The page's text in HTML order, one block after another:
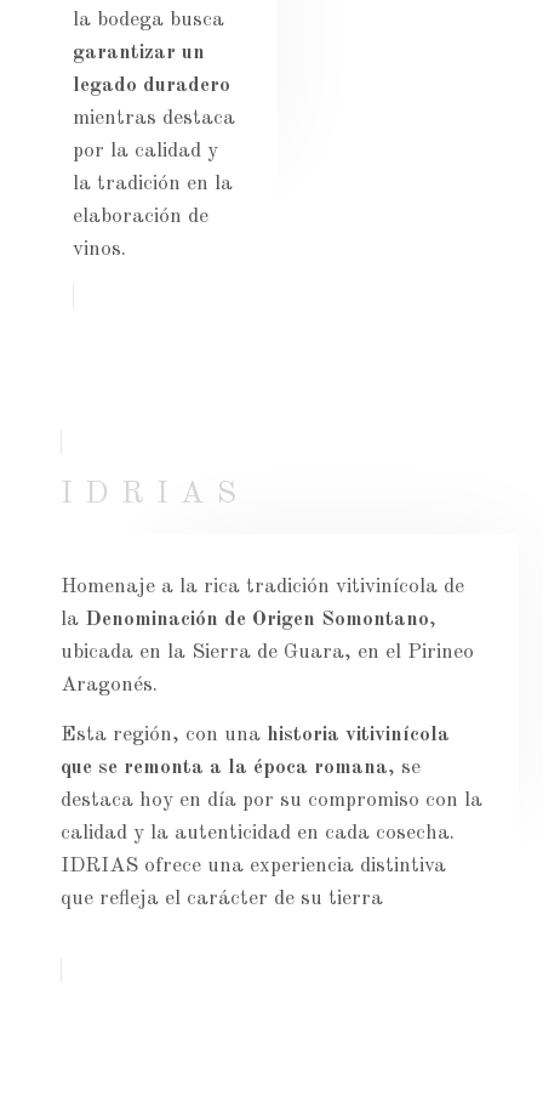
la bodega busca
garantizar un
legado duradero
mientras destaca
por la calidad y
la tradición en la
elaboración de
vinos.
IDRIAS
Homenaje a la rica tradición vitivinícola de
la Denominación de Origen Somontano,
ubicada en la Sierra de Guara, en el Pirineo
Aragonés.
Esta región, con una historia vitivinícola
que se remonta a la época romana, se
destaca hoy en día por su compromiso con la
calidad y la autenticidad en cada cosecha.
IDRIAS ofrece una experiencia distintiva
que refleja el carácter de su tierra